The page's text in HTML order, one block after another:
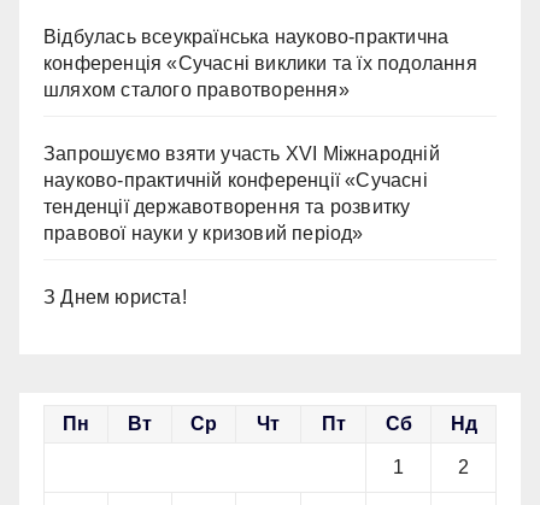
Відбулась всеукраїнська науково-практична
конференція «Сучасні виклики та їх подолання
шляхом сталого правотворення»
Запрошуємо взяти участь ХVІ Міжнародній
науково-практичній конференції «Сучасні
тенденції державотворення та розвитку
правової науки у кризовий період»
З Днем юриста!
Пн Вт Ср Чт Пт Сб Нд
1 2